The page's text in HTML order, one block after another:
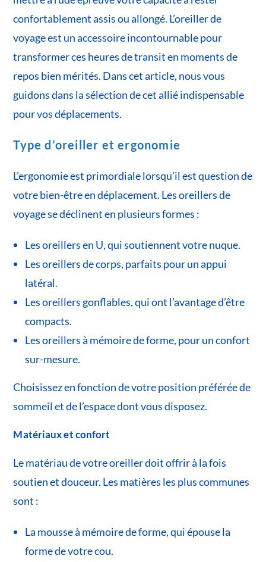
confortablement assis ou allongé. L’oreiller de
voyage est un accessoire incontournable pour
transformer ces heures de transit en moments de
repos bien mérités. Dans cet article, nous vous
guidons dans la sélection de cet allié indispensable
pour vos déplacements.
Type d’oreiller et ergonomie
L’ergonomie est primordiale lorsqu’il est question de
votre bien-être en déplacement. Les oreillers de
voyage se déclinent en plusieurs formes :
Les oreillers en U, qui soutiennent votre nuque.
Les oreillers de corps, parfaits pour un appui
latéral.
Les oreillers gonflables, qui ont l’avantage d’être
compacts.
Les oreillers à mémoire de forme, pour un confort
sur-mesure.
Choisissez en fonction de votre position préférée de
sommeil et de l’espace dont vous disposez.
Matériaux et confort
Le matériau de votre oreiller doit offrir à la fois
soutien et douceur. Les matières les plus communes
sont :
La mousse à mémoire de forme, qui épouse la
forme de votre cou.